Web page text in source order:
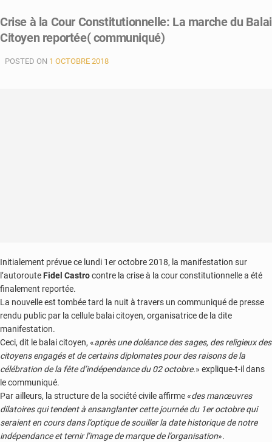
Crise à la Cour Constitutionnelle: La marche du Balai
Citoyen reportée( communiqué)
POSTED ON 1 OCTOBRE 2018
Initialement prévue ce lundi 1er octobre 2018, la manifestation sur
l’autoroute Fidel Castrocontre la crise à la cour constitutionnelle a été
finalement reportée.
La nouvelle est tombée tard la nuit à travers un communiqué de presse
rendu public par la cellule balai citoyen, organisatrice de la dite
manifestation.
Ceci, dit le balai citoyen, «après une doléance des sages, des religieux des
citoyens engagés et de certains diplomates pour des raisons de la
célébration de la fête d’indépendance du 02 octobre.» explique-t-il dans
le communiqué.
Par ailleurs, la structure de la société civile affirme «des manœuvres
dilatoires qui tendent à ensanglanter cette journée du 1er octobre qui
seraient en cours dans l’optique de souiller la date historique de notre
indépendance et ternir l’image de marque de l’organisation».